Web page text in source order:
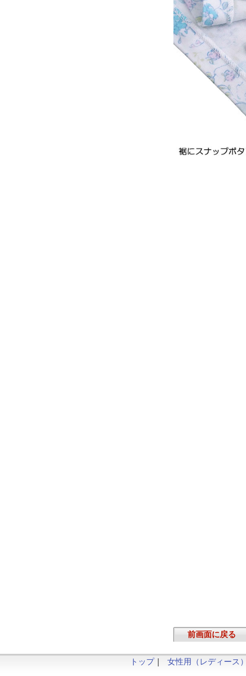
前画面に戻る
トップ｜ 女性用（レディース）